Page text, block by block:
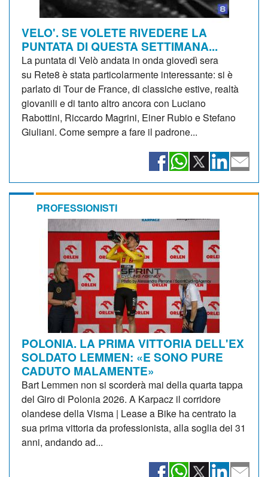
VELO'. SE VOLETE RIVEDERE LA
PUNTATA DI QUESTA SETTIMANA...
La puntata di Velò andata in onda giovedì sera
su Rete8 è stata particolarmente interessante: si è
parlato di Tour de France, di classiche estive, realtà
giovanili e di tanto altro ancora con Luciano
Rabottini, Riccardo Magrini, Einer Rubio e Stefano
Giuliani. Come sempre a fare il padrone...
PROFESSIONISTI
POLONIA. LA PRIMA VITTORIA DELL'EX
SOLDATO LEMMEN: «E SONO PURE
CADUTO MALAMENTE»
Bart Lemmen non si scorderà mai della quarta tappa
del Giro di Polonia 2026. A Karpacz il corridore
olandese della Visma | Lease a Bike ha centrato la
sua prima vittoria da professionista, alla soglia dei 31
anni, andando ad...